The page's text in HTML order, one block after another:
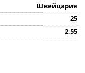
Швейцария
25
2,55